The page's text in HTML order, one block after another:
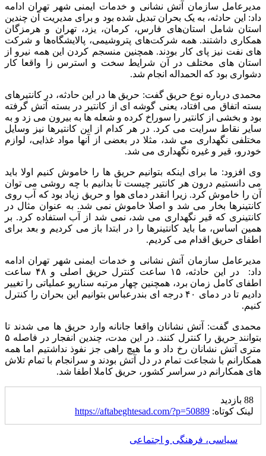
مدیرعامل سازمان آتش نشانی و خدمات ایمنی شهر تهران ادامه
داد: این حادثه، به یک بحران تبدیل شده بود و برای مدیریت آن چندین
استان شامل استان‌های فارس، کرمان، یزد، تهران و هرمزگان
همکاری داشتند. همه شرکت‌های پتروشیمی، پالایشگاه‌ها و شرکت
های نفت نیز پای کار بودند. همچنین منسجم کردن این همه نیرو از
استان های مختلف در آن شرایط سخت و استرس زا واقعا کار
دشواری بود که الحمداله انجام شد.
محمدی درباره نوع حریق گفت: حریق ها در این حادثه، در کانتیرهای
بسته اتفاق می افتاد، یعنی گوشه ای از کانتیر در بسته آتش گرفته
بود و بخشی از کانتیر را سوراخ کرده و شعله ها به بیرون می زد و به
سایر نقاط سرایت می کرد. در هر کدام از این کانتیرها نیز وسایل
مختلفی نگهداری می شد، مثلا در بعضی از آنها مواد غذایی، لوازم
خودرو، قیر و غیره نگهداری می شد.
وی افزود: ما برای اینکه بتوانیم حریق ها را خاموش کنیم اولا باید
می دانستیم درون هر کانتیر چیست تا بدانیم با چه روشی می توان
آن را خاموش کرد. زیرا انقدر دمای هوا و حریق زیاد بود که آب روی
کانتینرها بخار می شد و اصلا خاموش نمی شد. به عنوان مثال در
کانتینری که قیر نگهداری می شد، نمی شد از آب استفاده کرد. بر
همین اساس، ما باید کانتینرها را در ابتدا باز می کردیم و بعد برای
اطفای حریق اقدام می کردیم.
مدیرعامل سازمان آتش نشانی و خدمات ایمنی شهر تهران ادامه
داد: در این حادثه، ۱۵ ساعت کنترل حریق اصلی و ۴۸ ساعت
اطفای کامل زمان برد، همچنین چهار مرتبه سناریو عملیاتی را تغییر
دادیم تا در دمای ۴۰ درجه ای بندرعباس بتوانیم این بحران را کنترل
کنیم.
محمدی گفت: آتش نشانان واقعا جانانه وارد حریق ها می شدند تا
بتوانند حریق را کنترل کنند. در این مدت، چندین انفجار در فاصله ۵
متری آتش نشانان رخ داد و ما هیچ راهی جز نفوذ نداشتیم اما همه
همکارانم با شجاعت تمام در دل آتش بودند و سرانجام با تمام تلاش
های همکارانم در سراسر کشور، حریق کاملا اطفا شد.
88 بازدید
لینک کوتاه: https://aftabeghtesad.com/?p=50889
سیاسی، فرهنگی و اجتماعی